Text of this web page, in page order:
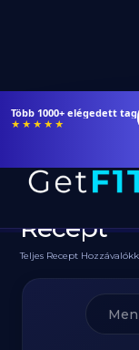
Étrendek, receptek és
★★★★★
Diétás
Recept
Teljes Recept